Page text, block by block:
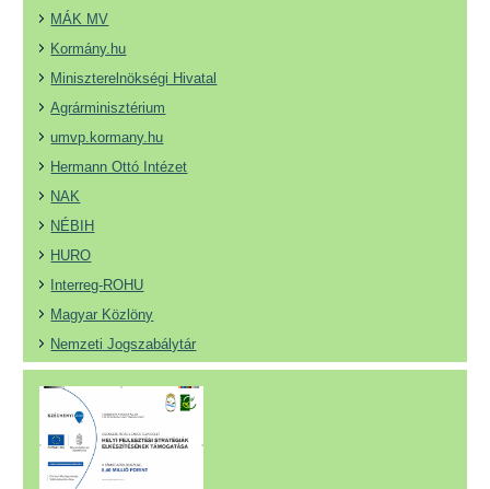
MÁK MV
Kormány.hu
Miniszterelnökségi Hivatal
Agrárminisztérium
umvp.kormany.hu
Hermann Ottó Intézet
NAK
NÉBIH
HURO
Interreg-ROHU
Magyar Közlöny
Nemzeti Jogszabálytár